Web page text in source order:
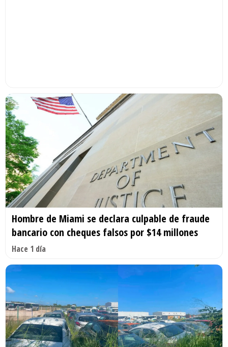
Hombre de Miami se declara culpable de fraude
bancario con cheques falsos por $14 millones
Hace 1 día